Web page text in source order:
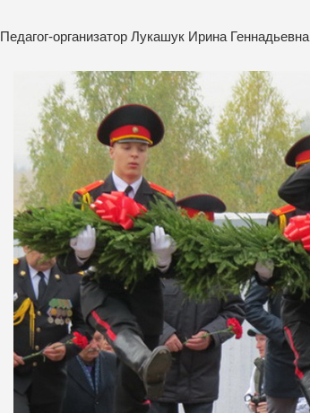
Педагог-организатор Лукашук Ирина Геннадьевна